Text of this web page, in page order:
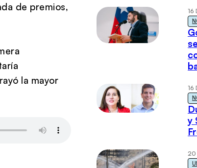
de premios,
la mayor
16
16
y
20